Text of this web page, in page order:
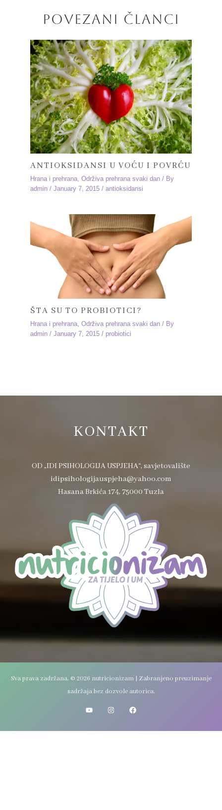
POVEZANI ČLANCI
ANTIOKSIDANSI U VOĆU I POVRĆU
Hrana i prehrana ,Održiva prehrana svaki dan / By
admin/January 7, 2015/antioksidansi
ŠTA SU TO PROBIOTICI?
Hrana i prehrana ,Održiva prehrana svaki dan / By
admin/January 7, 2015/ probiotici
KONTAKT
OD „IDI PSIHOLOGIJA USPJEHA“, savjetovalište
idipsihologijauspjeha@yahoo.com
Hasana Brkića 174, 75000 Tuzla
Sva prava zadržana. © 2026 nutricionizam | Zabranjeno preuzimanje
sadržaja bez dozvole autorica.